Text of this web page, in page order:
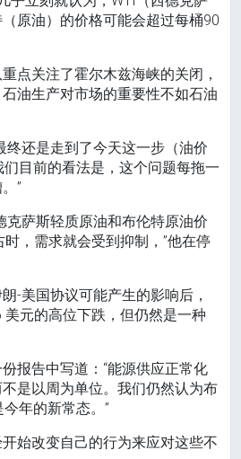
原油）的价格可能会超过每桶90
点关注了霍尔木兹海峡的关闭，
油生产对市场的重要性不如石油
终还是走到了今天这一步（油价
目前的看法是，这个问题每拖一
”
克萨斯轻质原油和布伦特原油价
，需求就会受到抑制，”他在停
-美国协议可能产生的影响后，
元的高位下跌，但仍然是一种
报告中写道：“能源供应正常化
是以周为单位。我们仍然认为布
年的新常态。”
始改变自己的行为来应对这些不